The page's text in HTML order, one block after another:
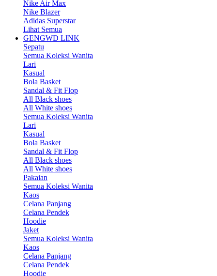
Nike Air Max
Nike Blazer
Adidas Superstar
Lihat Semua
GENGWD LINK
Sepatu
Semua Koleksi Wanita
Lari
Kasual
Bola Basket
Sandal & Fit Flop
All Black shoes
All White shoes
Semua Koleksi Wanita
Lari
Kasual
Bola Basket
Sandal & Fit Flop
All Black shoes
All White shoes
Pakaian
Semua Koleksi Wanita
Kaos
Celana Panjang
Celana Pendek
Hoodie
Jaket
Semua Koleksi Wanita
Kaos
Celana Panjang
Celana Pendek
Hoodie